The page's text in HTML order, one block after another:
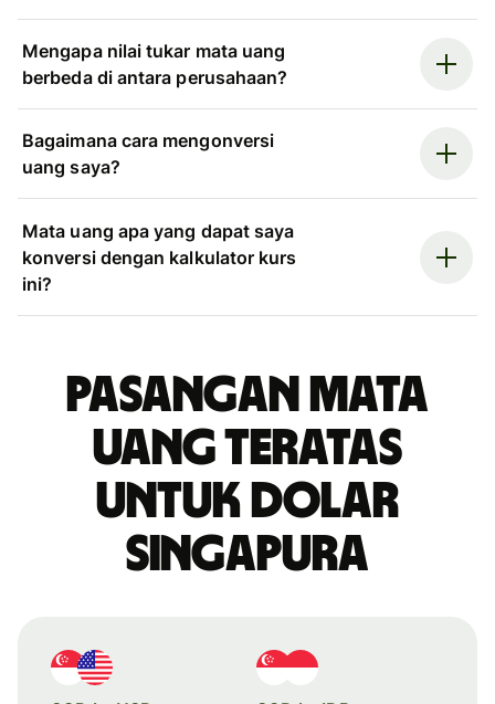
Mengapa nilai tukar mata uang
berbeda di antara perusahaan?
Bagaimana cara mengonversi
uang saya?
Mata uang apa yang dapat saya
konversi dengan kalkulator kurs
ini?
Pasangan mata
uang teratas
untuk dolar
Singapura